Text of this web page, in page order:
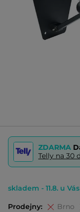
ZDARMA
Telly na 30
skladem - 11.8. u Vás
Prodejny: Brno